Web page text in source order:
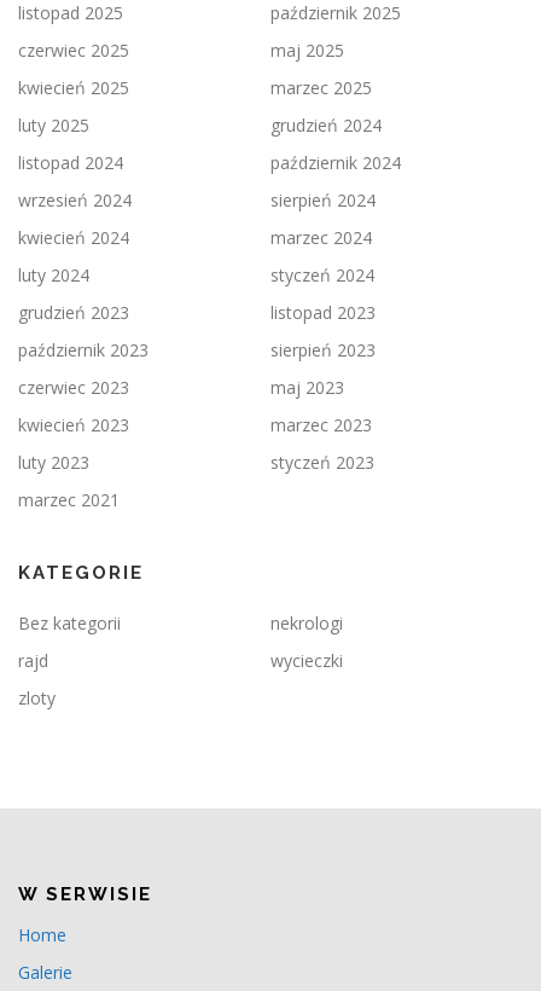
listopad 2025
październik 2025
czerwiec 2025
maj 2025
kwiecień 2025
marzec 2025
luty 2025
grudzień 2024
listopad 2024
październik 2024
wrzesień 2024
sierpień 2024
kwiecień 2024
marzec 2024
luty 2024
styczeń 2024
grudzień 2023
listopad 2023
październik 2023
sierpień 2023
czerwiec 2023
maj 2023
kwiecień 2023
marzec 2023
luty 2023
styczeń 2023
marzec 2021
KATEGORIE
Bez kategorii
nekrologi
rajd
wycieczki
zloty
W SERWISIE
Home
Galerie